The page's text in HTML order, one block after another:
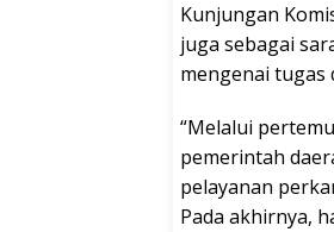
Kunjungan
juga sebagai
mengenai tugas
“Melalui
pemerintah
pelayanan
Pada akhirnya,